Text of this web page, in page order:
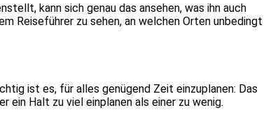
kann sich genau das ansehen, was ihn auch
Reiseführer zu sehen, an welchen Orten unbedingt
ist es, für alles genügend Zeit einzuplanen: Das
ein Halt zu viel einplanen als einer zu wenig.